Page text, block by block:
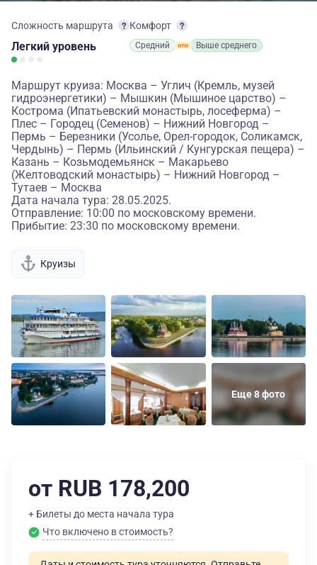
Сложность маршрута
Легкий уровень
Комфорт
Средний Выше среднего
Маршрут круиза: Москва – Углич (Кремль, музей
гидроэнергетики) – Мышкин (Мышиное царство) –
Кострома (Ипатьевский монастырь, лосеферма) –
Плес – Городец (Семенов) – Нижний Новгород –
Пермь – Березники (Усолье, Орел-городок, Соликамск,
Чердынь) – Пермь (Ильинский / Кунгурская пещера) –
Казань – Козьмодемьянск – Макарьево
(Желтоводский монастырь) – Нижний Новгород –
Тутаев – Москва
Дата начала тура: 28.05.2025.
Отправление: 10:00 по московскому времени.
Прибытие: 23:30 по московскому времени.
Круизы
Еще 8 фото
от RUB 178,200
+ Билеты до места начала тура
Что включено в стоимость?